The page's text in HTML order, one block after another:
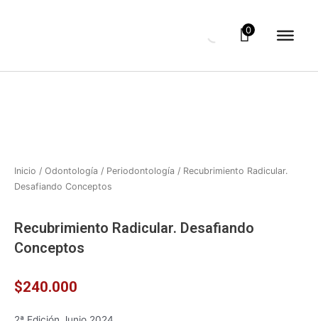
0
Inicio / Odontología / Periodontología / Recubrimiento Radicular.
Desafiando Conceptos
Recubrimiento Radicular. Desafiando
Conceptos
$240.000